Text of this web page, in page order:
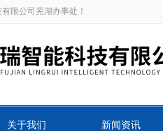
限公司芜湖办事处！
关于我们 新闻资讯